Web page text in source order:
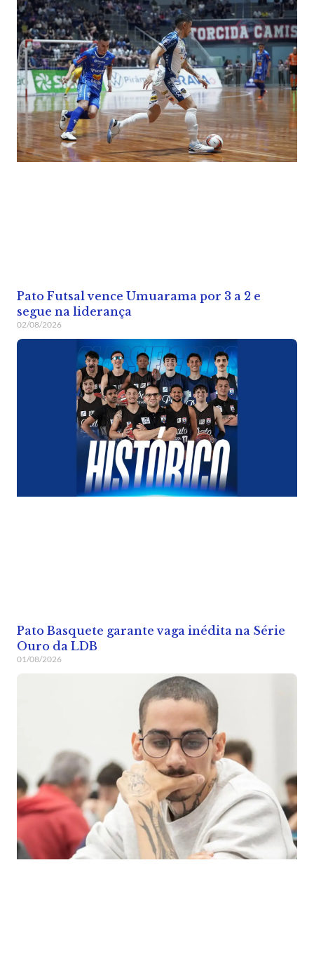
Pato Futsal vence Umuarama por 3 a 2 e
segue na liderança
02/08/2026
Pato Basquete garante vaga inédita na Série
Ouro da LDB
01/08/2026